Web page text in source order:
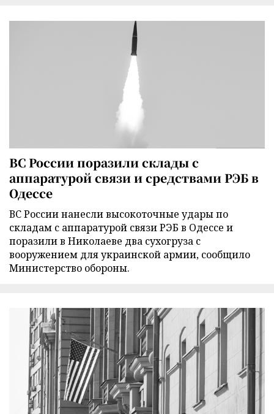
ВС России поразили склады с
аппаратурой связи и средствами РЭБ в
Одессе
ВС России нанесли высокоточные удары по
складам с аппаратурой связи РЭБ в Одессе и
поразили в Николаеве два сухогруза с
вооружением для украинской армии, сообщило
Министерство обороны.